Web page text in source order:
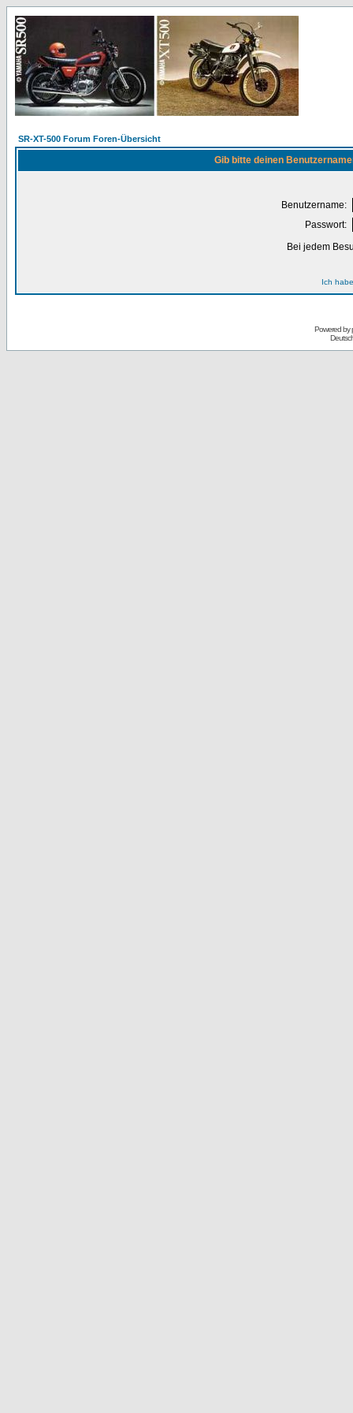
SR-XT-500 Forum Foren-Übersicht
Gib bitte deinen
Benutzername:
Passwort:
Bei jedem
Ich
Powered by